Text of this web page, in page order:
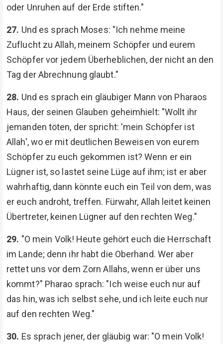
oder Unruhen auf der Erde stiften."
27. Und es sprach Moses: "Ich nehme meine
Zuflucht zu Allah, meinem Schöpfer und eurem
Schöpfer vor jedem Überheblichen, der nicht an den
Tag der Abrechnung glaubt."
28. Und es sprach ein gläubiger Mann von Pharaos
Haus, der seinen Glauben geheimhielt: "Wollt ihr
jemanden töten, der spricht: 'mein Schöpfer ist
Allah', wo er mit deutlichen Beweisen von eurem
Schöpfer zu euch gekommen ist? Wenn er ein
Lügner ist, so lastet seine Lüge auf ihm; ist er aber
wahrhaftig, dann könnte euch ein Teil von dem, was
er euch androht, treffen. Fürwahr, Allah leitet keinen
Übertreter, keinen Lügner auf den rechten Weg."
29. "O mein Volk! Heute gehört euch die Herrschaft
im Lande; denn ihr habt die Oberhand. Wer aber
rettet uns vor dem Zorn Allahs, wenn er über uns
kommt?" Pharao sprach: "Ich weise euch nur auf
das hin, was ich selbst sehe, und ich leite euch nur
auf den rechten Weg."
30. Es sprach jener, der gläubig war: "O mein Volk!